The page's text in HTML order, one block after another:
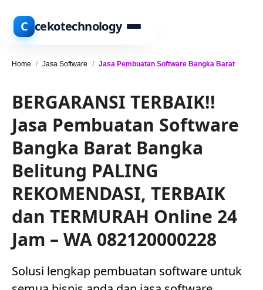
C cekotechnology
Home / Jasa Software / Jasa Pembuatan Software Bangka Barat
BERGARANSI TERBAIK!!
Jasa Pembuatan Software
Bangka Barat Bangka
Belitung PALING
REKOMENDASI, TERBAIK
dan TERMURAH Online 24
Jam – WA 082120000228
Solusi lengkap pembuatan software untuk